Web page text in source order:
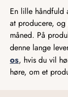
En lille
at producere,
måned. På
denne lange
os, hvis du vil
høre, om et